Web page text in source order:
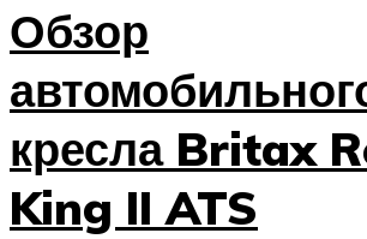
Обзор
кресла Britax
King II ATS